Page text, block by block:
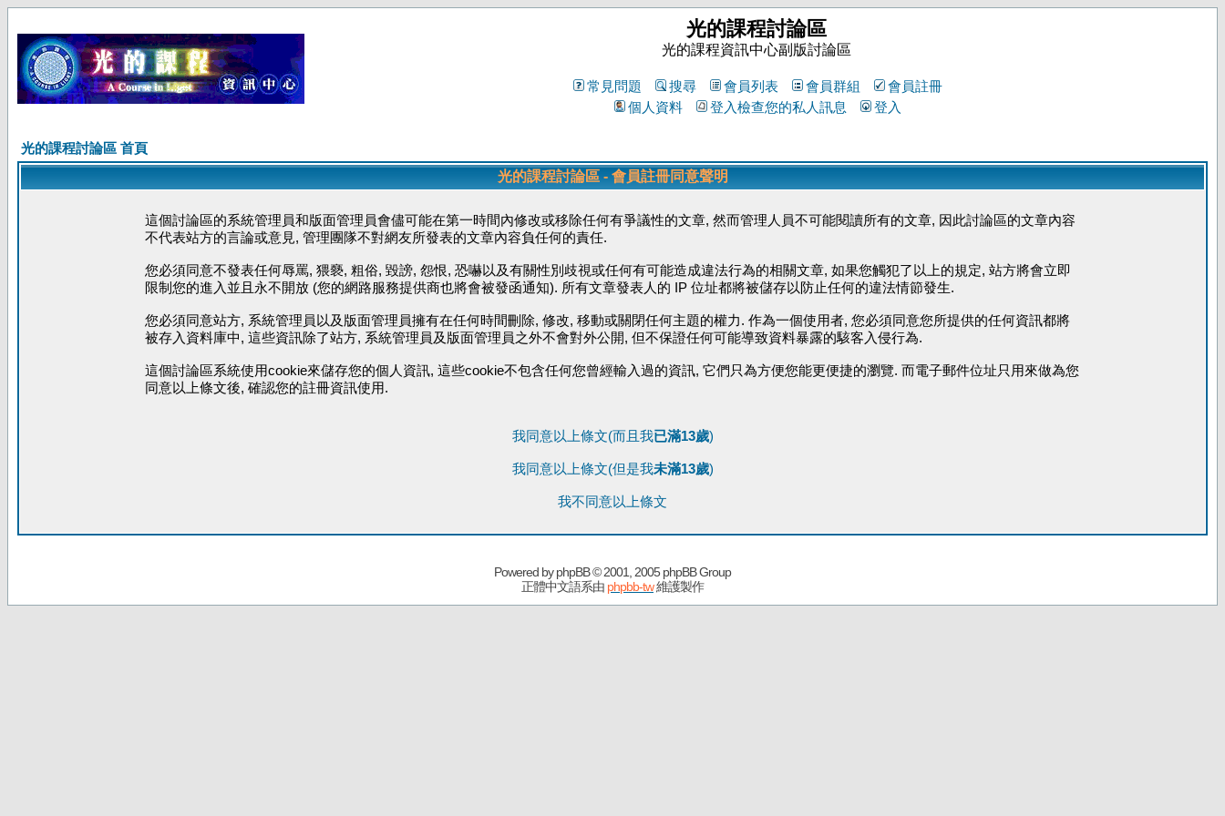
光的課程討論區
光的課程資訊中心副版討論區
常見問題 搜尋 會員列表 會員群組
會員註冊
個人資料
登入檢查您的私人訊息 登入
光的課程討論區 首頁
光的課程討論區 - 會員註冊同意聲明
這個討論區的系統管理員和版面管理員會儘可能在第一時間內修改或移除任何有爭議性的文章, 然而管理人員不可能閱讀所有的文章, 因此討論區的文章內容
不代表站方的言論或意見, 管理團隊不對網友所發表的文章內容負任何的責任.
您必須同意不發表任何辱罵, 猥褻, 粗俗, 毀謗, 怨恨, 恐嚇以及有關性別歧視或任何有可能造成違法行為的相關文章, 如果您觸犯了以上的規定, 站方將會立即
限制您的進入並且永不開放 (您的網路服務提供商也將會被發函通知). 所有文章發表人的 IP 位址都將被儲存以防止任何的違法情節發生.
您必須同意站方, 系統管理員以及版面管理員擁有在任何時間刪除, 修改, 移動或關閉任何主題的權力. 作為一個使用者, 您必須同意您所提供的任何資訊都將
被存入資料庫中, 這些資訊除了站方, 系統管理員及版面管理員之外不會對外公開, 但不保證任何可能導致資料暴露的駭客入侵行為.
這個討論區系統使用cookie來儲存您的個人資訊, 這些cookie不包含任何您曾經輸入過的資訊, 它們只為方便您能更便捷的瀏覽. 而電子郵件位址只用來做為您
同意以上條文後, 確認您的註冊資訊使用.
我同意以上條文(而且我已滿13歲)
我同意以上條文(但是我未滿13歲)
我不同意以上條文
Powered byphpBB© 2001, 2005 phpBB Group
正體中文語系由 phpbb-tw維護製作